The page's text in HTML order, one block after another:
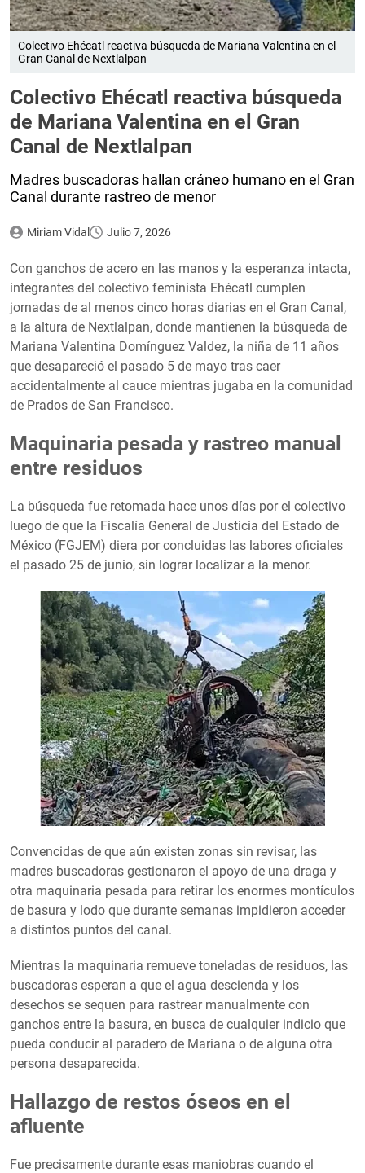
Colectivo Ehécatl reactiva búsqueda de Mariana Valentina en el
Gran Canal de Nextlalpan
Colectivo Ehécatl reactiva búsqueda
de Mariana Valentina en el Gran
Canal de Nextlalpan
Madres buscadoras hallan cráneo humano en el Gran
Canal durante rastreo de menor
Miriam Vidal Julio 7, 2026
Con ganchos de acero en las manos y la esperanza intacta,
integrantes del colectivo feminista Ehécatl cumplen
jornadas de al menos cinco horas diarias en el Gran Canal,
a la altura de Nextlalpan, donde mantienen la búsqueda de
Mariana Valentina Domínguez Valdez, la niña de 11 años
que desapareció el pasado 5 de mayo tras caer
accidentalmente al cauce mientras jugaba en la comunidad
de Prados de San Francisco.
Maquinaria pesada y rastreo manual
entre residuos
La búsqueda fue retomada hace unos días por el colectivo
luego de que la Fiscalía General de Justicia del Estado de
México (FGJEM) diera por concluidas las labores oficiales
el pasado 25 de junio, sin lograr localizar a la menor.
Convencidas de que aún existen zonas sin revisar, las
madres buscadoras gestionaron el apoyo de una draga y
otra maquinaria pesada para retirar los enormes montículos
de basura y lodo que durante semanas impidieron acceder
a distintos puntos del canal.
Mientras la maquinaria remueve toneladas de residuos, las
buscadoras esperan a que el agua descienda y los
desechos se sequen para rastrear manualmente con
ganchos entre la basura, en busca de cualquier indicio que
pueda conducir al paradero de Mariana o de alguna otra
persona desaparecida.
Hallazgo de restos óseos en el
afluente
Fue precisamente durante esas maniobras cuando el